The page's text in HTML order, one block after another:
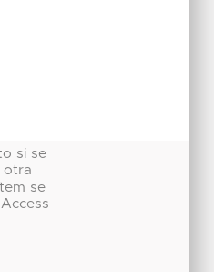
si se
otra
se